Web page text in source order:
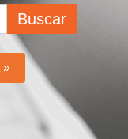
Buscar
»